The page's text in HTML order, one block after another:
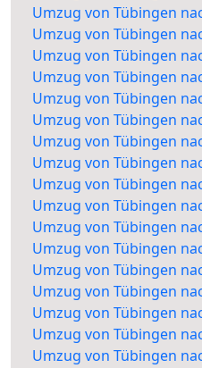
Umzug von Tübingen
Umzug von Tübingen
Umzug von Tübingen
Umzug von Tübingen
Umzug von Tübingen
Umzug von Tübingen
Umzug von Tübingen
Umzug von Tübingen
Umzug von Tübingen
Umzug von Tübingen
Umzug von Tübingen
Umzug von Tübingen
Umzug von Tübingen
Umzug von Tübingen
Umzug von Tübingen
Umzug von Tübingen
Umzug von Tübingen